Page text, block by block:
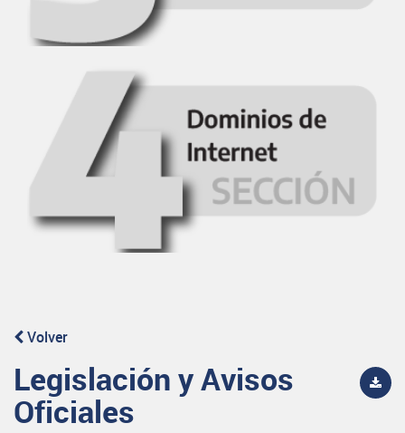
Volver
Legislación y Avisos
Oficiales